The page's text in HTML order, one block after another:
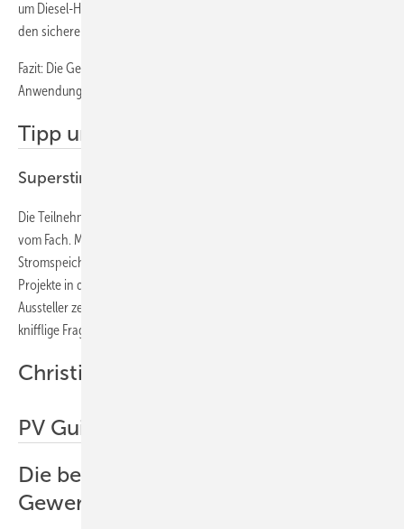
um Diesel-Hybrid-Systeme zu optimieren und Dienstleistungen für
den sicheren Betrieb des Stromnetzes bereitzustellen.
Fazit: Die Gewerbespeicher stehen an der Schwelle zur massenhaften
Anwendung. Die Produkte sind ausgereift und verfügbar.
Tipp unseres Guides
Superstimmung auf der Messe in München
Die Teilnehmerinnen und Teilnehmer unserer Touren waren Leute
vom Fach. Man merkte, dass das Interesse an gewerblichen
Stromspeichern konkreter war als noch vor einem Jahr. Viele hatten
Projekte in der Planung, suchten nun die passenden Produkte. Die
Aussteller zeigten sich aufgeschlossen und beantworteten auch
knifflige Fragen mit Tiefgang. Eine rundum gelungene Sache!
Christian Steinberg, Tourguide
PV Guided Tours im Überblick
Die beteiligten Anbieter von
Gewerbespeichern